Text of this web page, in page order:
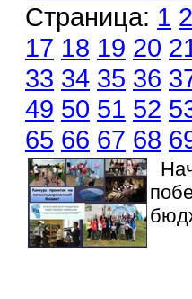
Страница: 1 2
17 18 19 20
33 34 35 36
49 50 51 52
65 66 67 68